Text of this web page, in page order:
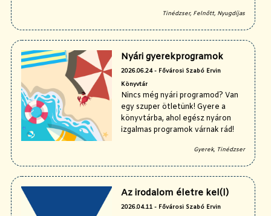
Tinédzser, Felnőtt, Nyugdíjas
Nyári gyerekprogramok
2026.06.24 - Fővárosi Szabó Ervin
Könyvtár
Nincs még nyári programod? Van
egy szuper ötletünk! Gyere a
könyvtárba, ahol egész nyáron
izgalmas programok várnak rád!
Gyerek, Tinédzser
Az irodalom életre kel(l)
2026.04.11 - Fővárosi Szabó Ervin